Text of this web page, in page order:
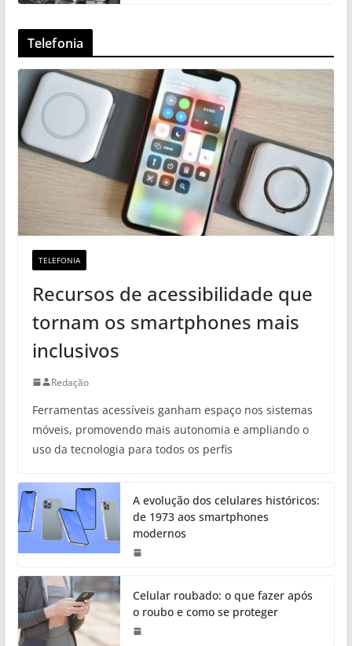
Telefonia
TELEFONIA
Recursos de acessibilidade que
tornam os smartphones mais
inclusivos
Redação
Ferramentas acessíveis ganham espaço nos sistemas
móveis, promovendo mais autonomia e ampliando o
uso da tecnologia para todos os perfis
A evolução dos celulares históricos:
de 1973 aos smartphones
modernos
Celular roubado: o que fazer após
o roubo e como se proteger